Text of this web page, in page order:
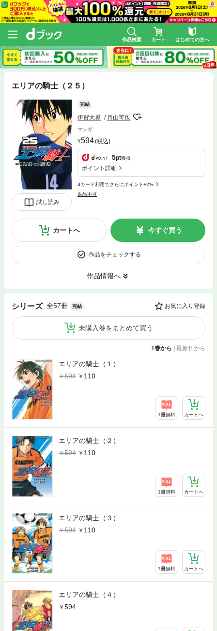
作品検索 カート はじめての方へ
エリアの騎士（２５）
試し読み
完結
伊賀大晃 月山可也
マンガ
594(税込)
5pt獲得
ポイント詳細
dカード利用でさらにポイント+2%
返品不可
カートへ 今すぐ買う
作品をチェックする
作品情報へ
シリーズ 全57冊 完結 お気に入り登録
未購入巻をまとめて買う
1巻から | 最新刊から
エリアの騎士（１）
594
110
1冊無料 カートへ
エリアの騎士（２）
594
110
1冊無料 カートへ
エリアの騎士（３）
594
110
1冊無料 カートへ
エリアの騎士（４）
594